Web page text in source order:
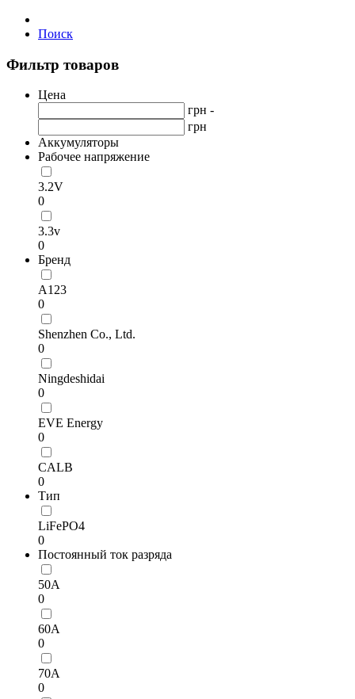
Поиск
Фильтр товаров
Цена
грн -
грн
Аккумуляторы
Рабочее напряжение
3.2V
0
3.3v
0
Бренд
А123
0
Shenzhen Co., Ltd.
0
Ningdeshidai
0
EVE Energy
0
CALB
0
Тип
LiFePO4
0
Постоянный ток разряда
50А
0
60А
0
70А
0